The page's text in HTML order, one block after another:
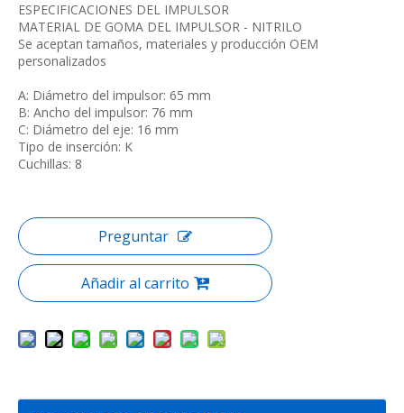
ESPECIFICACIONES DEL IMPULSOR
MATERIAL DE GOMA DEL IMPULSOR - NITRILO
Se aceptan tamaños, materiales y producción OEM
personalizados
A: Diámetro del impulsor: 65 mm
B: Ancho del impulsor: 76 mm
C: Diámetro del eje: 16 mm
Tipo de inserción: K
Cuchillas: 8
Preguntar
Añadir al carrito